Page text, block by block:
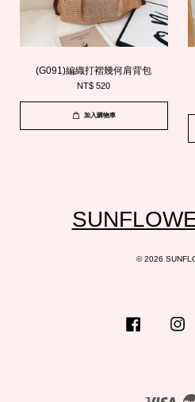
(G091)編織打褶幾何肩背包
NT$ 520
加入購物車
© 2026
Facebook
Visa